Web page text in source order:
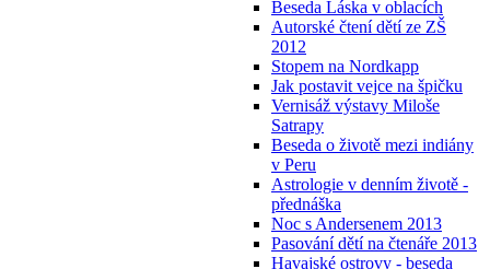
Beseda Láska v oblacích
Autorské čtení dětí ze ZŠ
2012
Stopem na Nordkapp
Jak postavit vejce na špičku
Vernisáž výstavy Miloše
Satrapy
Beseda o životě mezi indiány
v Peru
Astrologie v denním životě -
přednáška
Noc s Andersenem 2013
Pasování dětí na čtenáře 2013
Havajské ostrovy - beseda